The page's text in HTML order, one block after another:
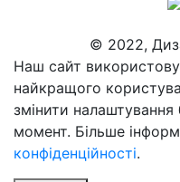
© 2022,
Наш сайт
найкращого
змінити
момент. Більше
конфіденційності.